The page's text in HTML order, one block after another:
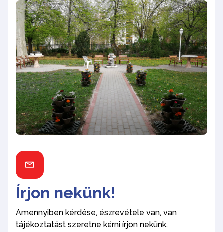
Írjon nekünk!
Amennyiben kérdése, észrevétele van, van
tájékoztatást szeretne kérni írjon nekünk.